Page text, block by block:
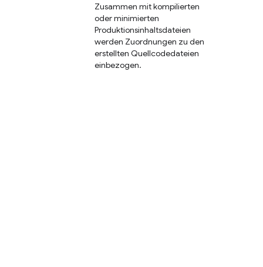
Zusammen mit kompilierten
oder minimierten
Produktionsinhaltsdateien
werden Zuordnungen zu den
erstellten Quellcodedateien
einbezogen.